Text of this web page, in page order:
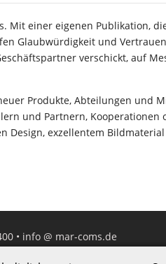
Mit einer eigenen Publikation,
Glaubwürdigkeit und
verschickt, auf
Produkte, Abteilungen und
und Partnern, Kooperationen
exzellentem
• info @ mar-coms.de